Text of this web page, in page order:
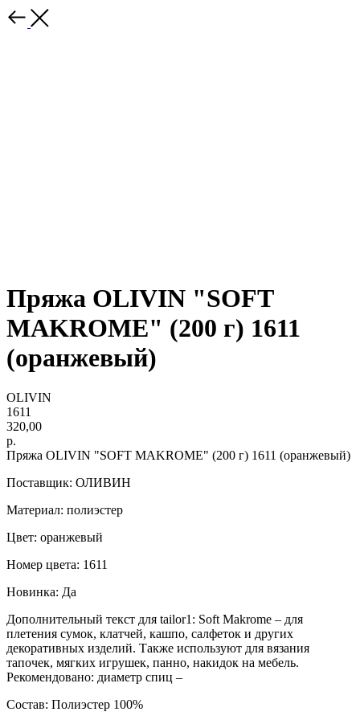
Пряжа OLIVIN "SOFT
MAKROME" (200 г) 1611
(оранжевый)
OLIVIN
1611
320,00
р.
Пряжа OLIVIN "SOFT MAKROME" (200 г) 1611 (оранжевый)
Поставщик: ОЛИВИН
Материал: полиэстер
Цвет: оранжевый
Номер цвета: 1611
Новинка: Да
Дополнительный текст для tailor1: Soft Makrome – для
плетения сумок, клатчей, кашпо, салфеток и других
декоративных изделий. Также используют для вязания
тапочек, мягких игрушек, панно, накидок на мебель.
Рекомендовано: диаметр спиц –
Состав: Полиэстер 100%